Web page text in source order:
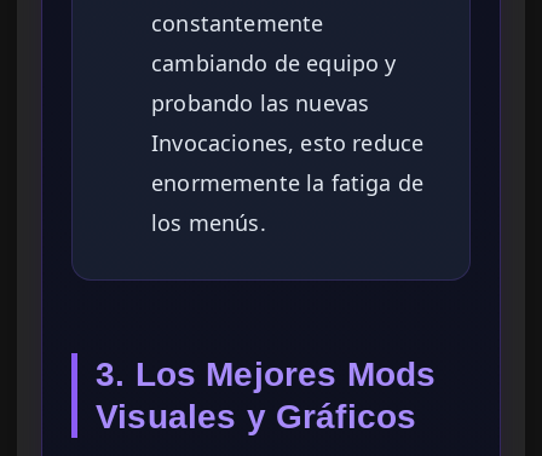
constantemente
cambiando de equipo y
probando las nuevas
Invocaciones, esto reduce
enormemente la fatiga de
los menús.
3. Los Mejores Mods
Visuales y Gráficos